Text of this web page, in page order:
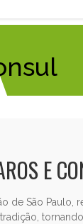
E
de São